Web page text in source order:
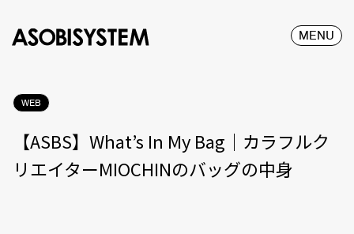
MENU
WEB
【ASBS】What’s In My Bag｜カラフルク
リエイターMIOCHINのバッグの中身